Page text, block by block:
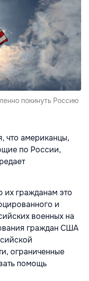
покинуть Россию
что американцы,
по России,
их гражданам это
и
военных на
граждан США
ограниченные
помощь